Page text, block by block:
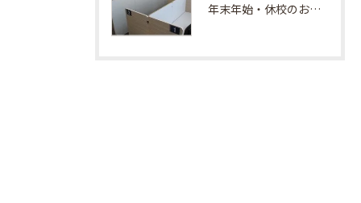
年末年始・休校のお知らせ